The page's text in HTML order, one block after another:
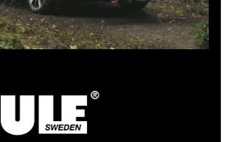
un cashback del 5%. La
Mastercard è allo stesso tempo carta
di pagamento e carta vantaggi, ed è
indeterminato per i soci TCS.